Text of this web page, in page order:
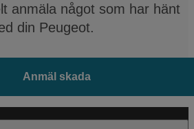
anmäla något som har hänt
din Peugeot.
Anmäl skada